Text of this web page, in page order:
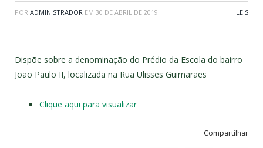
POR ADMINISTRADOR EM 30 DE ABRIL DE 2019 LEIS
Dispõe sobre a denominação do Prédio da Escola do bairro
João Paulo II, localizada na Rua Ulisses Guimarães
Clique aqui para visualizar
Compartilhar